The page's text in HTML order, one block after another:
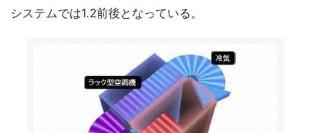
システムでは1.2前後となっている。